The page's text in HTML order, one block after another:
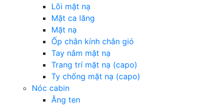
Lõi mặt nạ
Mặt ca lăng
Mặt nạ
Ốp chân kính chắn gió
Tay nắm mặt nạ
Trang trí mặt nạ (capo)
Ty chống mặt nạ (capo)
Nóc cabin
Ăng ten